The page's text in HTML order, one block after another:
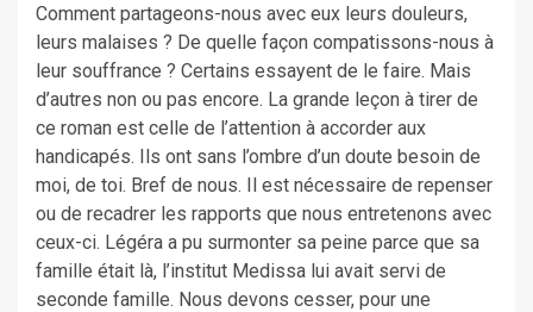
Comment partageons-nous avec eux leurs douleurs,
leurs malaises ? De quelle façon compatissons-nous à
leur souffrance ? Certains essayent de le faire. Mais
d’autres non ou pas encore. La grande leçon à tirer de
ce roman est celle de l’attention à accorder aux
handicapés. Ils ont sans l’ombre d’un doute besoin de
moi, de toi. Bref de nous. Il est nécessaire de repenser
ou de recadrer les rapports que nous entretenons avec
ceux-ci. Légéra a pu surmonter sa peine parce que sa
famille était là, l’institut Medissa lui avait servi de
seconde famille. Nous devons cesser, pour une